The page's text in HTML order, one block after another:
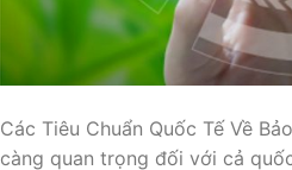
Các Tiêu Chuẩn Quốc Tế Về
càng quan trọng đối với cả